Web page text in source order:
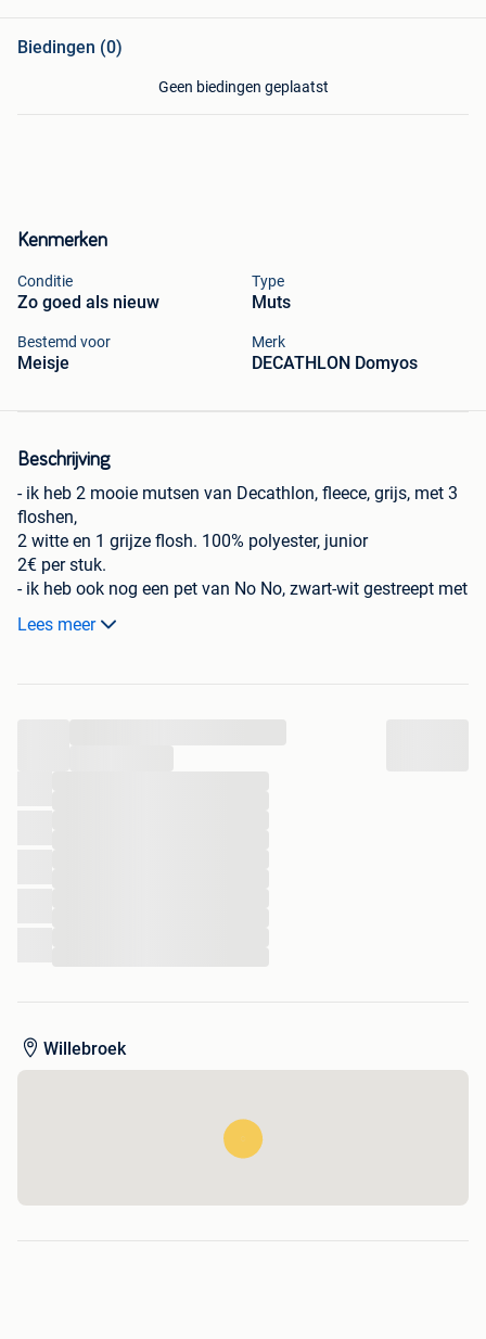
Kenmerken
Conditie
Zo goed als nieuw
Type
Muts
Bestemd voor
Meisje
Merk
DECATHLON Domyos
Beschrijving
- ik heb 2 mooie mutsen van Decathlon, fleece, grijs, met 3
floshen,
2 witte en 1 grijze flosh. 100% polyester, junior
2€ per stuk.
- ik heb ook nog een pet van No No, zwart-wit gestreept met
een
zwart, velours lint, lichtgrijs gevoerd. katoen. maat 1, er is
Lees meer
Willebroek
Biedingen (0)
Geen biedingen geplaatst